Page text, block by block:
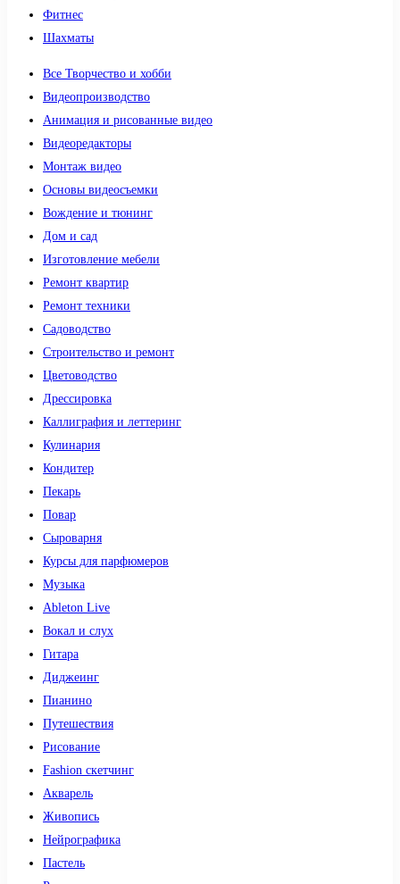
Фитнес
Шахматы
Все Творчество и хобби
Видеопроизводство
Анимация и рисованные видео
Видеоредакторы
Монтаж видео
Основы видеосъемки
Вождение и тюнинг
Дом и сад
Изготовление мебели
Ремонт квартир
Ремонт техники
Садоводство
Строительство и ремонт
Цветоводство
Дрессировка
Каллиграфия и леттеринг
Кулинария
Кондитер
Пекарь
Повар
Сыроварня
Курсы для парфюмеров
Музыка
Ableton Live
Вокал и слух
Гитара
Диджеинг
Пианино
Путешествия
Рисование
Fashion скетчинг
Акварель
Живопись
Нейрографика
Пастель